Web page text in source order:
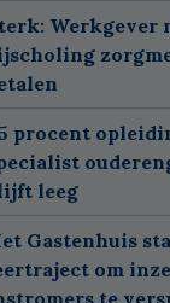
Werkgever
procent
leeg
Gastenhuis
om
te